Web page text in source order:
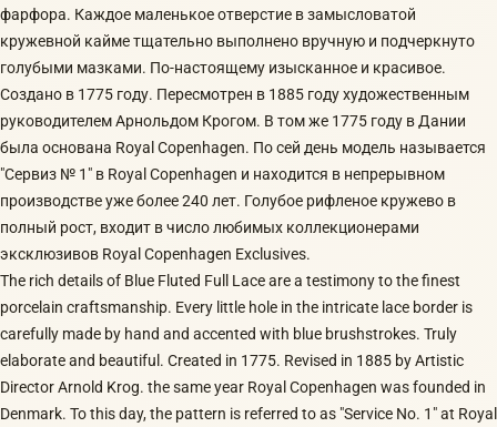
фарфора. Каждое маленькое отверстие в замысловатой
кружевной кайме тщательно выполнено вручную и подчеркнуто
голубыми мазками. По-настоящему изысканное и красивое.
Создано в 1775 году. Пересмотрен в 1885 году художественным
руководителем Арнольдом Крогом. В том же 1775 году в Дании
была основана Royal Copenhagen. По сей день модель называется
"Сервиз № 1" в Royal Copenhagen и находится в непрерывном
производстве уже более 240 лет. Голубое рифленое кружево в
полный рост, входит в число любимых коллекционерами
эксклюзивов Royal Copenhagen Exclusives.
The rich details of Blue Fluted Full Lace are a testimony to the finest
porcelain craftsmanship. Every little hole in the intricate lace border is
carefully made by hand and accented with blue brushstrokes. Truly
elaborate and beautiful. Created in 1775. Revised in 1885 by Artistic
Director Arnold Krog. the same year Royal Copenhagen was founded in
Denmark. To this day, the pattern is referred to as "Service No. 1" at Royal